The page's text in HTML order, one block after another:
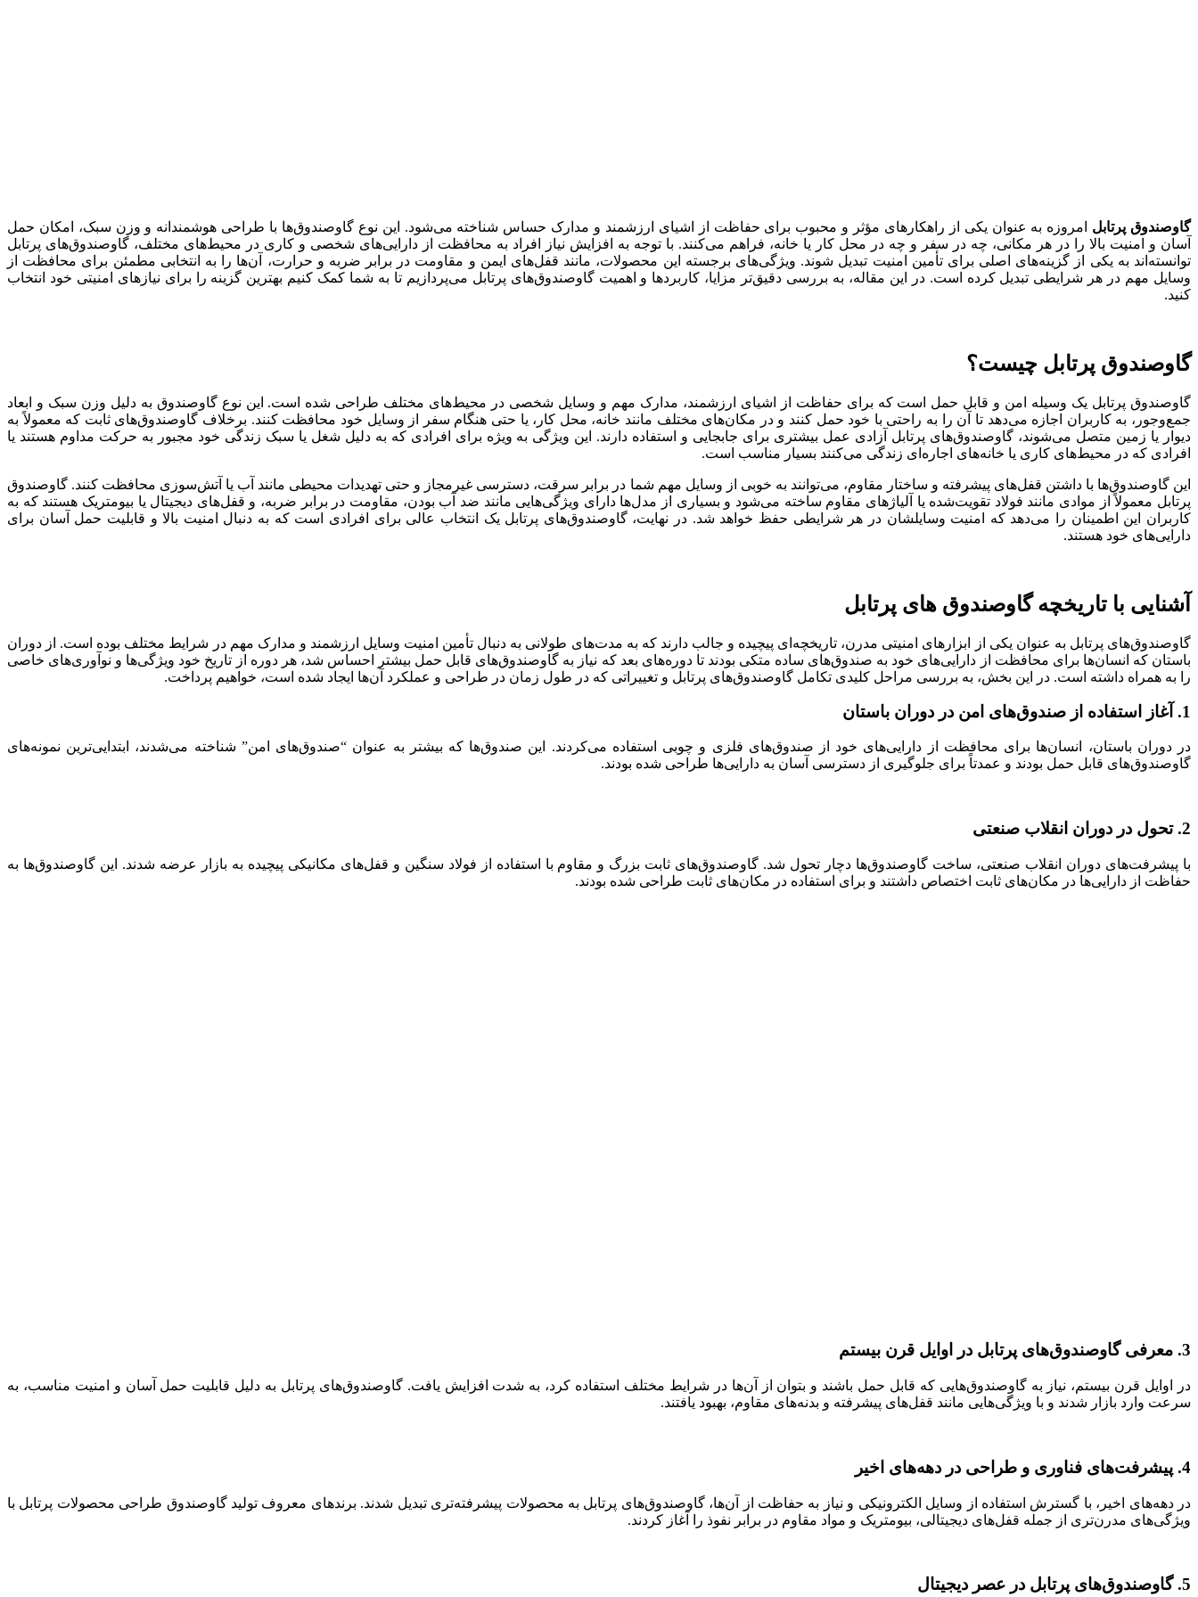
گاوصندوق پرتابل امروزه به عنوان یکی از راهکارهای مؤثر و محبوب برای حفاظت از اشیای ارزشمند و مدارک حساس شناخته می‌شود. این نوع گاوصندوق‌ها با طراحی هوشمندانه و وزن سبک، امکان حمل
آسان و امنیت بالا را در هر مکانی، چه در سفر و چه در محل کار یا خانه، فراهم می‌کنند. با توجه به افزایش نیاز افراد به محافظت از دارایی‌های شخصی و کاری در محیط‌های مختلف، گاوصندوق‌های پرتابل
توانسته‌اند به یکی از گزینه‌های اصلی برای تأمین امنیت تبدیل شوند. ویژگی‌های برجسته این محصولات، مانند قفل‌های ایمن و مقاومت در برابر ضربه و حرارت، آن‌ها را به انتخابی مطمئن برای محافظت از
وسایل مهم در هر شرایطی تبدیل کرده است. در این مقاله، به بررسی دقیق‌تر مزایا، کاربردها و اهمیت گاوصندوق‌های پرتابل می‌پردازیم تا به شما کمک کنیم بهترین گزینه را برای نیازهای امنیتی خود انتخاب
کنید.
گاوصندوق پرتابل چیست؟
گاوصندوق پرتابل یک وسیله امن و قابل حمل است که برای حفاظت از اشیای ارزشمند، مدارک مهم و وسایل شخصی در محیط‌های مختلف طراحی شده است. این نوع گاوصندوق به دلیل وزن سبک و ابعاد
جمع‌وجور، به کاربران اجازه می‌دهد تا آن را به راحتی با خود حمل کنند و در مکان‌های مختلف مانند خانه، محل کار، یا حتی هنگام سفر از وسایل خود محافظت کنند. برخلاف گاوصندوق‌های ثابت که معمولاً به
دیوار یا زمین متصل می‌شوند، گاوصندوق‌های پرتابل آزادی عمل بیشتری برای جابجایی و استفاده دارند. این ویژگی به ویژه برای افرادی که به دلیل شغل یا سبک زندگی خود مجبور به حرکت مداوم هستند یا
افرادی که در محیط‌های کاری یا خانه‌های اجاره‌ای زندگی می‌کنند بسیار مناسب است.
این گاوصندوق‌ها با داشتن قفل‌های پیشرفته و ساختار مقاوم، می‌توانند به خوبی از وسایل مهم شما در برابر سرقت، دسترسی غیرمجاز و حتی تهدیدات محیطی مانند آب یا آتش‌سوزی محافظت کنند. گاوصندوق
پرتابل معمولاً از موادی مانند فولاد تقویت‌شده یا آلیاژهای مقاوم ساخته می‌شود و بسیاری از مدل‌ها دارای ویژگی‌هایی مانند ضد آب بودن، مقاومت در برابر ضربه، و قفل‌های دیجیتال یا بیومتریک هستند که به
کاربران این اطمینان را می‌دهد که امنیت وسایلشان در هر شرایطی حفظ خواهد شد. در نهایت، گاوصندوق‌های پرتابل یک انتخاب عالی برای افرادی است که به دنبال امنیت بالا و قابلیت حمل آسان برای
دارایی‌های خود هستند.
آشنایی با تاریخچه گاوصندوق های پرتابل
گاوصندوق‌های پرتابل به عنوان یکی از ابزارهای امنیتی مدرن، تاریخچه‌ای پیچیده و جالب دارند که به مدت‌های طولانی به دنبال تأمین امنیت وسایل ارزشمند و مدارک مهم در شرایط مختلف بوده است. از دوران
باستان که انسان‌ها برای محافظت از دارایی‌های خود به صندوق‌های ساده متکی بودند تا دوره‌های بعد که نیاز به گاوصندوق‌های قابل حمل بیشتر احساس شد، هر دوره از تاریخ خود ویژگی‌ها و نوآوری‌های خاصی
را به همراه داشته است. در این بخش، به بررسی مراحل کلیدی تکامل گاوصندوق‌های پرتابل و تغییراتی که در طول زمان در طراحی و عملکرد آن‌ها ایجاد شده است، خواهیم پرداخت.
1. آغاز استفاده از صندوق‌های امن در دوران باستان
در دوران باستان، انسان‌ها برای محافظت از دارایی‌های خود از صندوق‌های فلزی و چوبی استفاده می‌کردند. این صندوق‌ها که بیشتر به عنوان “صندوق‌های امن” شناخته می‌شدند، ابتدایی‌ترین نمونه‌های
گاوصندوق‌های قابل حمل بودند و عمدتاً برای جلوگیری از دسترسی آسان به دارایی‌ها طراحی شده بودند.
2. تحول در دوران انقلاب صنعتی
با پیشرفت‌های دوران انقلاب صنعتی، ساخت گاوصندوق‌ها دچار تحول شد. گاوصندوق‌های ثابت بزرگ و مقاوم با استفاده از فولاد سنگین و قفل‌های مکانیکی پیچیده به بازار عرضه شدند. این گاوصندوق‌ها به
حفاظت از دارایی‌ها در مکان‌های ثابت اختصاص داشتند و برای استفاده در مکان‌های ثابت طراحی شده بودند.
3. معرفی گاوصندوق‌های پرتابل در اوایل قرن بیستم
در اوایل قرن بیستم، نیاز به گاوصندوق‌هایی که قابل حمل باشند و بتوان از آن‌ها در شرایط مختلف استفاده کرد، به شدت افزایش یافت. گاوصندوق‌های پرتابل به دلیل قابلیت حمل آسان و امنیت مناسب، به
سرعت وارد بازار شدند و با ویژگی‌هایی مانند قفل‌های پیشرفته و بدنه‌های مقاوم، بهبود یافتند.
4. پیشرفت‌های فناوری و طراحی در دهه‌های اخیر
در دهه‌های اخیر، با گسترش استفاده از وسایل الکترونیکی و نیاز به حفاظت از آن‌ها، گاوصندوق‌های پرتابل به محصولات پیشرفته‌تری تبدیل شدند. برندهای معروف تولید گاوصندوق طراحی محصولات پرتابل با
ویژگی‌های مدرن‌تری از جمله قفل‌های دیجیتالی، بیومتریک و مواد مقاوم در برابر نفوذ را آغاز کردند.
5. گاوصندوق‌های پرتابل در عصر دیجیتال